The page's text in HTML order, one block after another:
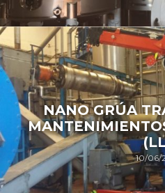
NANO GRÚA
10/06/